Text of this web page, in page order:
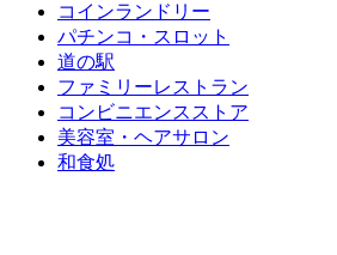
コインランドリー
パチンコ・スロット
道の駅
ファミリーレストラン
コンビニエンスストア
美容室・ヘアサロン
和食処